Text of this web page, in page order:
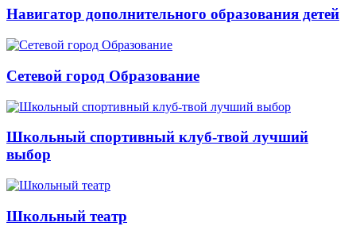
Навигатор дополнительного образования детей
Сетевой город Образование
Школьный спортивный клуб-твой лучший
выбор
Школьный театр